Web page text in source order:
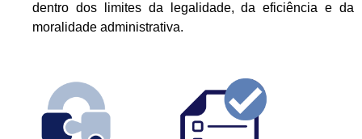
dentro dos limites da legalidade, da eficiência e da
moralidade administrativa.